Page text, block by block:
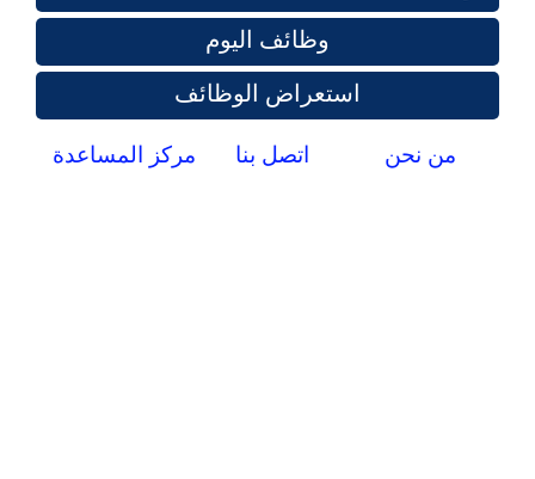
وظائف اليوم
استعراض الوظائف
من نحن اتصل بنا مركز المساعدة